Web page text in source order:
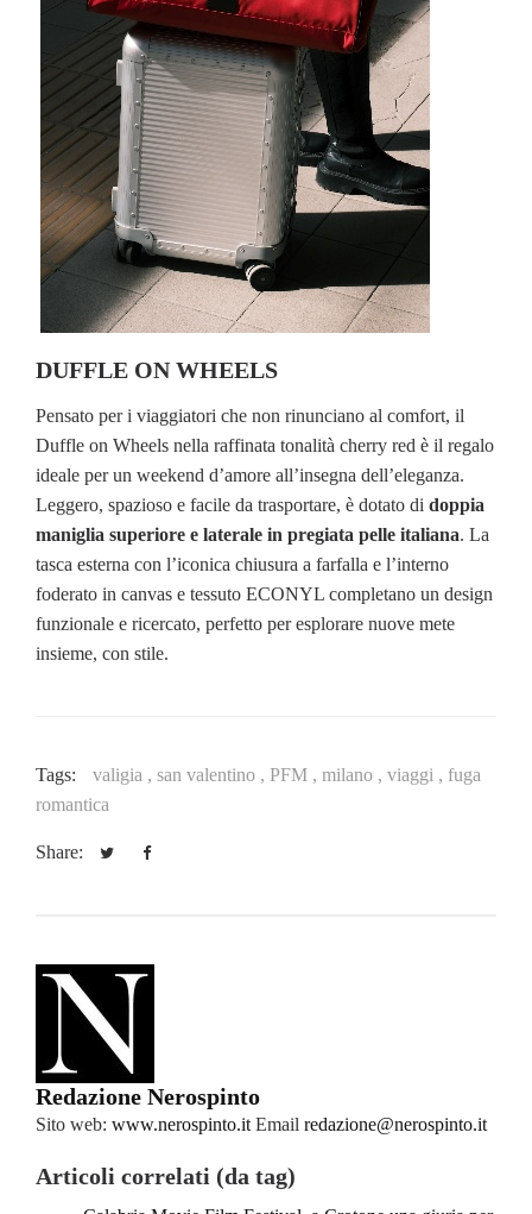
DUFFLE ON WHEELS
Pensato per i viaggiatori che non rinunciano al comfort, il
Duffle on Wheels nella raffinata tonalità cherry red è il regalo
ideale per un weekend d’amore all’insegna dell’eleganza.
Leggero, spazioso e facile da trasportare, è dotato di doppia
maniglia superiore e laterale in pregiata pelle italiana. La
tasca esterna con l’iconica chiusura a farfalla e l’interno
foderato in canvas e tessuto ECONYL completano un design
funzionale e ricercato, perfetto per esplorare nuove mete
insieme, con stile.
Tags: valigia , san valentino , PFM , milano , viaggi , fuga
romantica
Share:
Redazione Nerospinto
Sito web: www.nerospinto.it Email redazione@nerospinto.it
Articoli correlati (da tag)